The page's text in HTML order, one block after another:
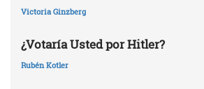
Victoria Ginzberg
¿Votaría Usted por Hitler?
Rubén Kotler